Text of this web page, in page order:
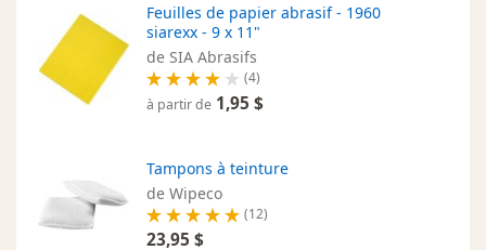
Feuilles de papier abrasif - 1960
siarexx - 9 x 11"
de SIA Abrasifs
(4)
à partir de 1,95 $
Tampons à teinture
de Wipeco
(12)
23,95 $